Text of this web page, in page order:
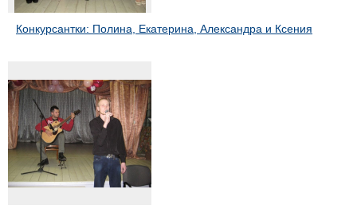
Конкурсантки: Полина, Екатерина, Александра и Ксения